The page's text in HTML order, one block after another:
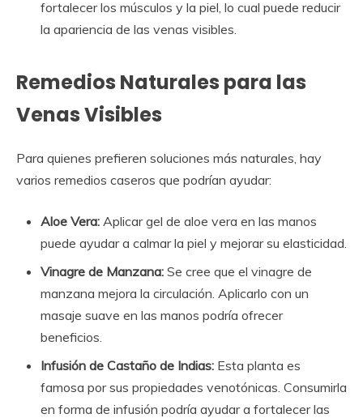
fortalecer los músculos y la piel, lo cual puede reducir
la apariencia de las venas visibles.
Remedios Naturales para las
Venas Visibles
Para quienes prefieren soluciones más naturales, hay
varios remedios caseros que podrían ayudar:
Aloe Vera: Aplicar gel de aloe vera en las manos
puede ayudar a calmar la piel y mejorar su elasticidad.
Vinagre de Manzana: Se cree que el vinagre de
manzana mejora la circulación. Aplicarlo con un
masaje suave en las manos podría ofrecer
beneficios.
Infusión de Castaño de Indias: Esta planta es
famosa por sus propiedades venotónicas. Consumirla
en forma de infusión podría ayudar a fortalecer las